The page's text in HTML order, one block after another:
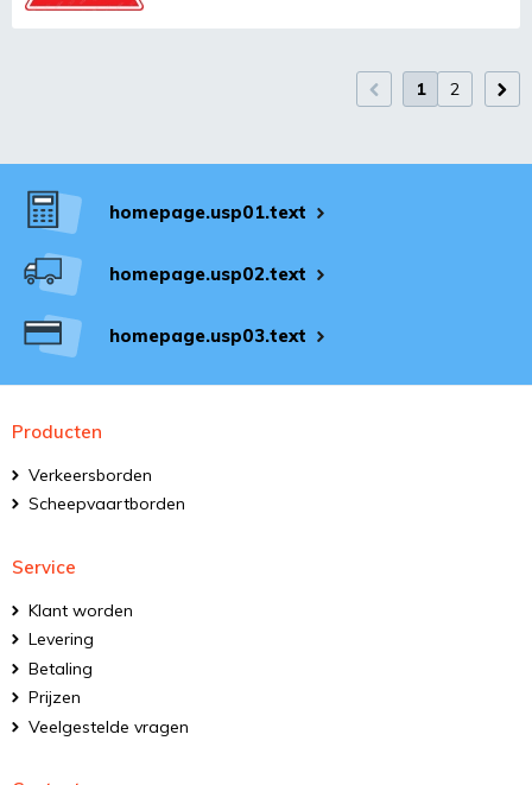
1 2
homepage.usp01.text
homepage.usp02.text
homepage.usp03.text
Producten
Verkeersborden
Scheepvaartborden
Service
Klant worden
Levering
Betaling
Prijzen
Veelgestelde vragen